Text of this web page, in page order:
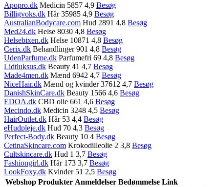
Apopro.dk Medicin 5857 4,9 Besøg
Billigvoks.dk Hår 35985 4,9 Besøg
AustralianBodycare.com Hud 2891 4,8 Besøg
Med24.dk Helse 8030 4,8 Besøg
Helsebixen.dk Helse 10871 4,8 Besøg
Cerix.dk Behandlinger 901 4,8 Besøg
UdenParfume.dk Parfumefri 69 4,8 Besøg
Lidtluksus.dk Beauty 41 4,7 Besøg
Made4men.dk Mænd 6942 4,7 Besøg
NiceHair.dk Mænd og kvinder 37612 4,7 Besøg
DanishSkinCare.dk Beauty 1566 4,6 Besøg
EDOA.dk CBD olie 661 4,6 Besøg
Mecindo.dk Medicin 3248 4,5 Besøg
HairOutlet.dk Hår 53 4,4 Besøg
eHudpleje.dk Hud 70 4,3 Besøg
Perfect-Body.dk Beauty 10 4 Besøg
CetinaSkincare.com Krokodilleolie 2 3,8 Besøg
Cultskincare.dk Hud 1 3,7 Besøg
Fashiongirl.dk Hår 173 3,7 Besøg
LookFoxy.dk Kvinder 51 2,5 Besøg
Webshop Produkter Anmeldelser Bedømmelse Link